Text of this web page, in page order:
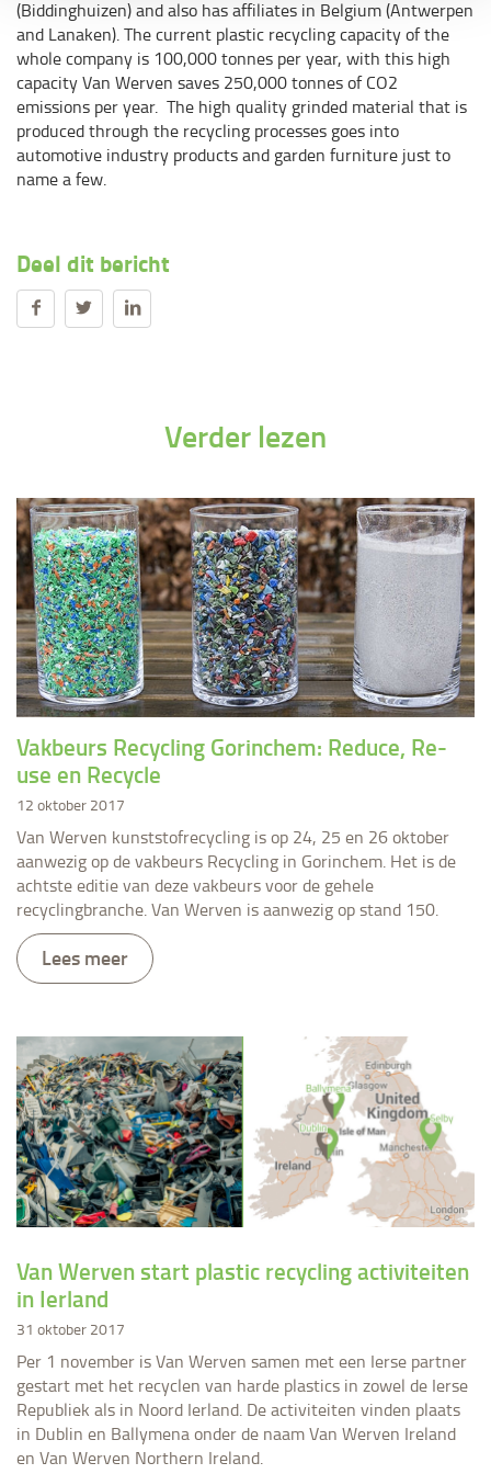
(Biddinghuizen) and also has affiliates in Belgium (Antwerpen
and Lanaken). The current plastic recycling capacity of the
whole company is 100,000 tonnes per year, with this high
capacity Van Werven saves 250,000 tonnes of CO2
emissions per year. The high quality grinded material that is
produced through the recycling processes goes into
automotive industry products and garden furniture just to
name a few.
Deel dit bericht
Verder lezen
​Vakbeurs Recycling Gorinchem: Reduce, Re-
use en Recycle
12 oktober 2017
Van Werven kunststofrecycling is op 24, 25 en 26 oktober
aanwezig op de vakbeurs Recycling in Gorinchem. Het is de
achtste editie van deze vakbeurs voor de gehele
recyclingbranche. Van Werven is aanwezig op stand 150.
Lees meer
Van Werven start plastic recycling activiteiten
in Ierland
31 oktober 2017
Per 1 november is Van Werven samen met een Ierse partner
gestart met het recyclen van harde plastics in zowel de Ierse
Republiek als in Noord Ierland. De activiteiten vinden plaats
in Dublin en Ballymena onder de naam Van Werven Ireland
en Van Werven Northern Ireland.